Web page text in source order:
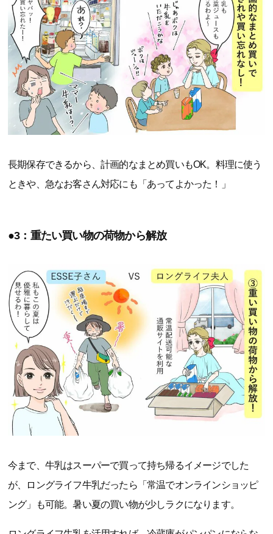
長期保存できるから、計画的なまとめ買いもOK。料理に使う
ときや、急なお客さん対応にも「あってよかった！」
●3：重たい買い物の荷物から解放
今まで、牛乳はスーパーで買って持ち帰るイメージでした
が、ロングライフ牛乳だったら「常温でオンラインショッピ
ング」も可能。暑い夏の買い物が少しラクになります。